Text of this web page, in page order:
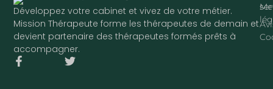
Développez votre cabinet et vivez de votre métier.
Mission Thérapeute forme les thérapeutes de demain et
devient partenaire des thérapeutes formés prêts à
accompagner.
F
T